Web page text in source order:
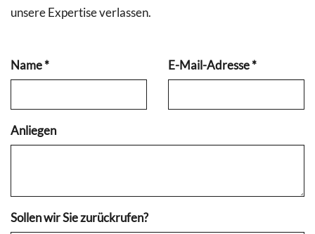
unsere Expertise verlassen.
Name* E-Mail-Adresse*
Anliegen
Sollen wir Sie zurückrufen?